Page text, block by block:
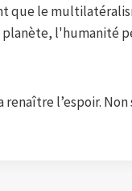
que le
l'humanité
l’espoir.